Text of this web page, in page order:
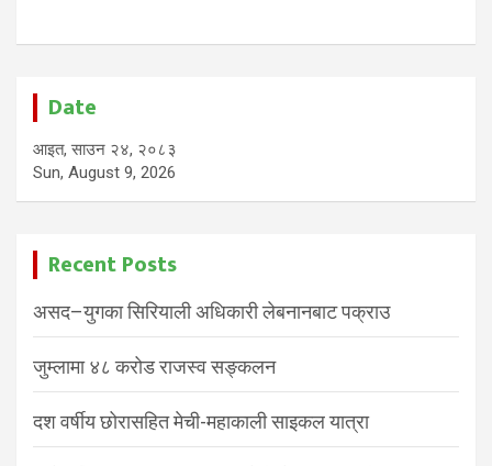
Date
आइत, साउन २४, २०८३
Sun, August 9, 2026
Recent Posts
असद–युगका सिरियाली अधिकारी लेबनानबाट पक्राउ
जुम्लामा ४८ करोड राजस्व सङ्कलन
दश वर्षीय छोरासहित मेची-महाकाली साइकल यात्रा